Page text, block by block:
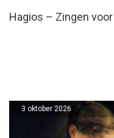
Hagios – Zingen
3 oktober 2026